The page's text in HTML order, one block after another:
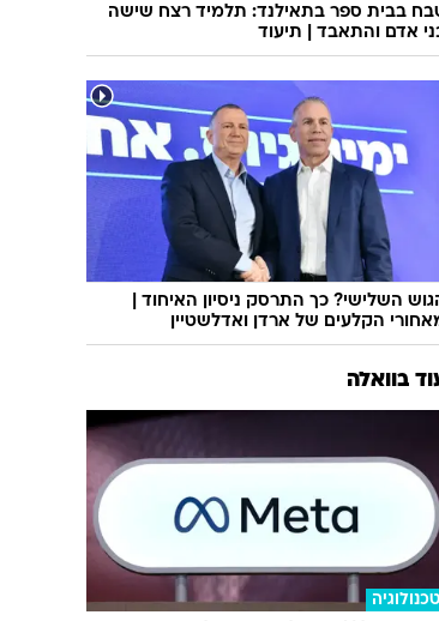
טבח בבית ספר בתאילנד: תלמיד רצח שישה
בני אדם והתאבד | תיעוד
הגוש השלישי? כך התרסק ניסיון האיחוד |
מאחורי הקלעים של ארדן ואדלשטיין